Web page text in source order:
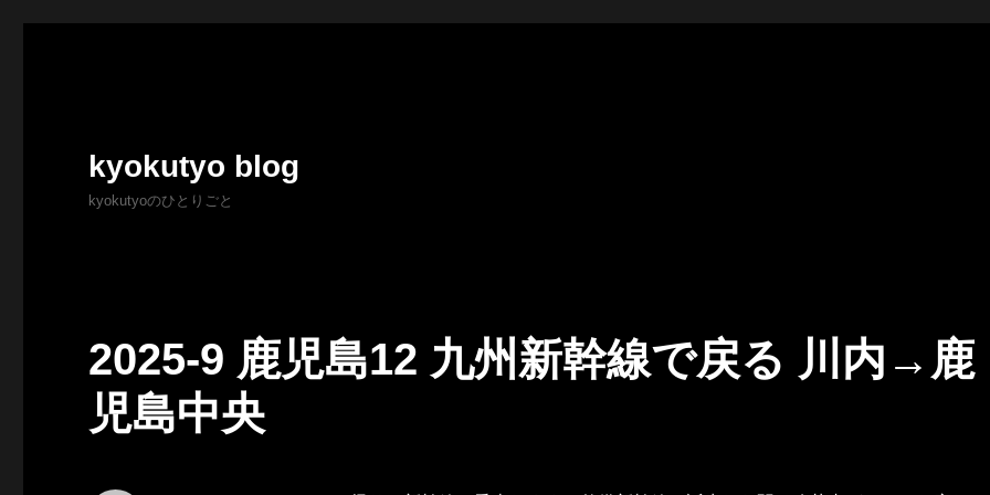
kyokutyo blog
kyokutyoのひとりごと
2025-9 鹿児島12 九州新幹線で戻る 川内→鹿
児島中央